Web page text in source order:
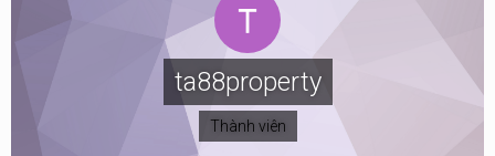
ta88property
Thành viên